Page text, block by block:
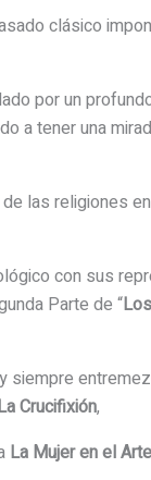
clásico
por un
a tener una
las religiones
con sus
Parte de “
siempre
Crucifixión,
La Mujer en el Arte